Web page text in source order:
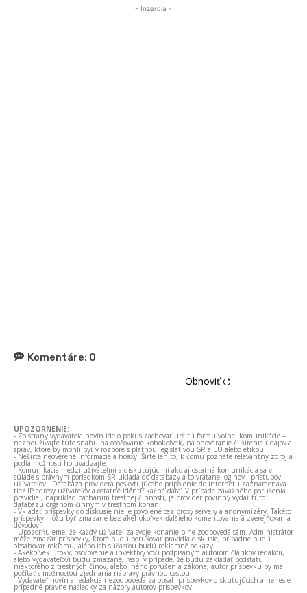
- Inzercia -
Komentáre: 0
Obnoviť ⭯
UPOZORNENIE:
- Zo strany vydavateľa novín ide o pokus zachovať určitú formu voľnej komunikácie –
nezneužívajte túto snahu na osočovanie kohokoľvek, na ohováranie či šírenie údajov a
správ, ktoré by mohli byť v rozpore s platnou legislatívou SR a EÚ alebo etikou.
- Nešírte neoverené informácie a hoaxy. Šírte len to, k čomu poznáte relevantný zdroj a
podľa možnosti ho uvádzajte.
- Komunikácia medzi užívateľmi a diskutujúcimi ako aj ostatná komunikácia sa v
súlade s právnym poriadkom SR ukladá do databázy a to vrátane loginov - prístupov
užívateľov . Databáza providera poskytujúceho pripojenie do internetu zaznamenáva
tiež IP adresy užívateľov a ostatné identifikačné dáta. V prípade závažného porušenia
pravidiel, napríklad páchaním trestnej činnosti, je provider povinný vydať túto
databázu orgánom činným v trestnom konaní.
- Vkladať príspevky do diskusie nie je povolené cez proxy servery a anonymizéry. Takéto
príspevky môžu byť zmazané bez akéhokoľvek ďalšieho komentovania a zverejňovania
dôvodov.
- Upozorňujeme, že každý užívateľ za svoje konanie plne zodpovedá sám. Administrátor
môže zmazať príspevky, ktoré budú porušovať pravidlá diskusie, prípadne budú
obsahovať reklamu, alebo ich súčasťou budú reklamné odkazy.
- Akékoľvek útoky, osočovanie a invektívy voči podpísaným autorom článkov redakcii,
alebo vydavateľovi budú zmazané, resp. v prípade, že budú zakladať podstatu
niektorého z trestných činov, alebo iného porušenia zákona, autor príspevku by mal
počítať s možnosťou zjednania nápravy právnou cestou.
- Vydavateľ novín a redakcia nezodpovedá za obsah príspevkov diskutujúcich a nenesie
prípadné právne následky za názory autorov príspevkov.